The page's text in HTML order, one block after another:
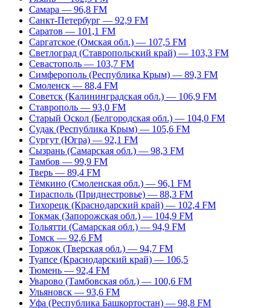
Самара — 96,8 FM
Санкт-Петербург — 92,9 FM
Саратов — 101,1 FM
Саргатское (Омская обл.) — 107,5 FM
Светлоград (Ставропольский край) — 103,3 FM
Севастополь — 103,7 FM
Симферополь (Республика Крым) — 89,3 FM
Смоленск — 88,4 FM
Советск (Калининградская обл.) — 106,9 FM
Ставрополь — 93,0 FM
Старый Оскол (Белгородская обл.) — 104,0 FM
Судак (Республика Крым) — 105,6 FM
Сургут (Югра) — 92,1 FM
Сызрань (Самарская обл.) — 98,3 FM
Тамбов — 99,9 FM
Тверь — 89,4 FM
Тёмкино (Смоленская обл.) — 96,1 FM
Тирасполь (Приднестровье) — 88,3 FM
Тихорецк (Краснодарский край) — 102,4 FM
Токмак (Запорожская обл.) — 104,9 FM
Тольятти (Самарская обл.) — 94,9 FM
Томск — 92,6 FM
Торжок (Тверская обл.) — 94,7 FM
Туапсе (Краснодарский край) — 106,5
Тюмень — 92,4 FM
Уварово (Тамбовская обл.) — 100,6 FM
Ульяновск — 93,6 FM
Уфа (Республика Башкортостан) — 98,8 FM